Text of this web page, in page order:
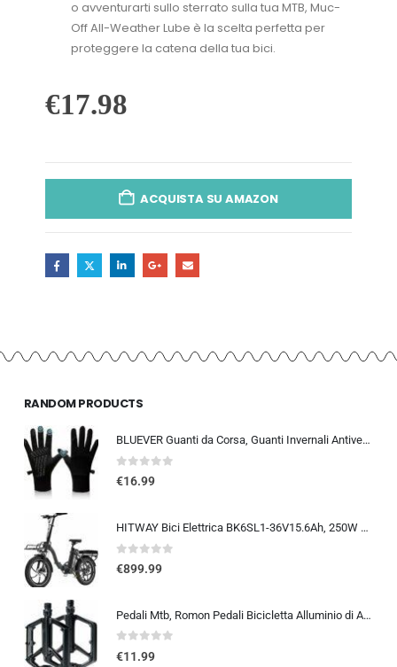
o avventurarti sullo sterrato sulla tua MTB, Muc-
Off All-Weather Lube è la scelta perfetta per
proteggere la catena della tua bici.
€17.98
ACQUISTA SU AMAZON
RANDOM PRODUCTS
BLUEVER Guanti da Corsa, Guanti Invernali Antivento Touchscreen Guanti Sportivi Caldi Antiscivolo Idrorepellenti per Uomo Don
0out of 5
€16.99
HITWAY Bici Elettrica BK6SL1-36V15.6Ah, 250W E Bike da 20 pollici, Autonomia 70-150km, 7 Velocità, Controllo APP, Pieghevo…
0out of 5
€899.99
Pedali Mtb, Romon Pedali Bicicletta Alluminio di Alta Qualità e Cuscinetto du Sigillato, Pedali Piatti 9/16 Lavorati a CNC co
0out of 5
€11.99